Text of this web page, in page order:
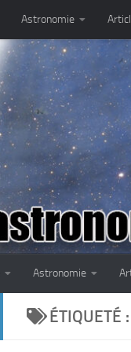
Astronomie
Astronomie
ÉTIQUETÉ :